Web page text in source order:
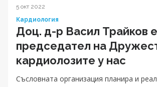
5 окт 2022
Кардиология
Доц. д-р Васил Трайков
председател на
кардиолозите у нас
Съсловната организация планира и